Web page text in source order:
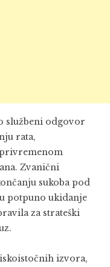
službeni odgovor
rata,
Zvanični
sukoba pod
potpuno ukidanje
za strateški
izvora,